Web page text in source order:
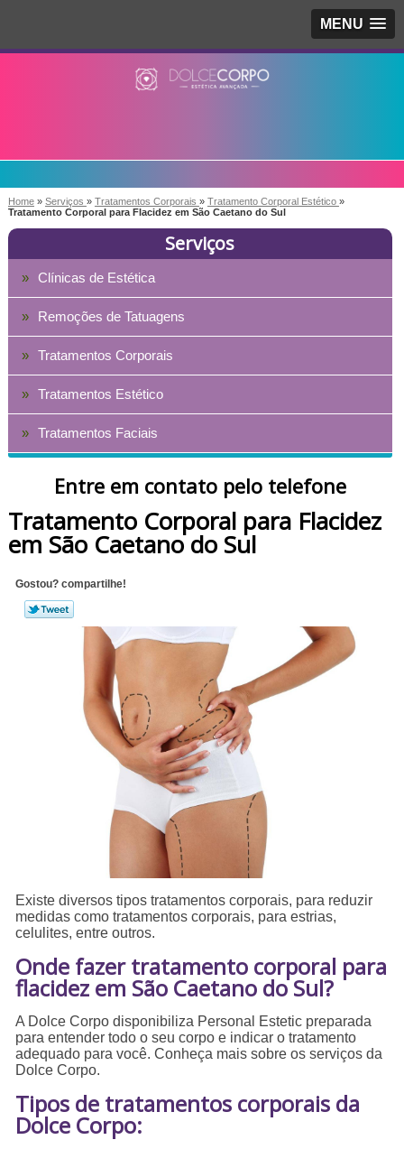
MENU
Home » Serviços » Tratamentos Corporais » Tratamento Corporal Estético »
Tratamento Corporal para Flacidez em São Caetano do Sul
Serviços
Clínicas de Estética
Remoções de Tatuagens
Tratamentos Corporais
Tratamentos Estético
Tratamentos Faciais
Entre em contato pelo telefone
Tratamento Corporal para Flacidez
em São Caetano do Sul
Gostou? compartilhe!
Existe diversos tipos tratamentos corporais, para reduzir
medidas como tratamentos corporais, para estrias,
celulites, entre outros.
Onde fazer tratamento corporal para
flacidez em São Caetano do Sul?
A Dolce Corpo disponibiliza Personal Estetic preparada
para entender todo o seu corpo e indicar o tratamento
adequado para você. Conheça mais sobre os serviços da
Dolce Corpo.
Tipos de tratamentos corporais da
Dolce Corpo: